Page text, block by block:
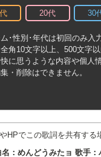
20代 30
･性別･年代は初回のみ入
角10文字以上、500文字以
に思うような内容や個人
・削除はできません。
HPでこの歌詞を共有する
名：めんどうみたョ 歌手